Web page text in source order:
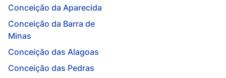
Conceição da Aparecida
Conceição da Barra de
Minas
Conceição das Alagoas
Conceição das Pedras